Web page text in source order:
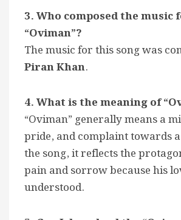
3. Who composed the music
“Oviman”?
The music for this song was
Piran Khan.
4. What is the meaning of
“Oviman” generally means a
pride, and complaint towards
the song, it reflects the
pain and sorrow because his
understood.